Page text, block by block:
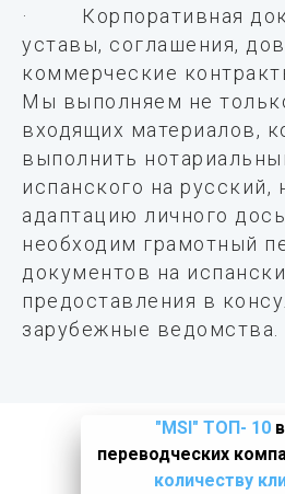
· Корпоративная
уставы, соглашения,
коммерческие
Мы выполняем не
входящих материалов,
выполнить
испанского на русский,
адаптацию личного
необходим грамотный
документов на
предоставления в
зарубежные ведомства.
"MSI" ТОП- 10
переводческих
количеству